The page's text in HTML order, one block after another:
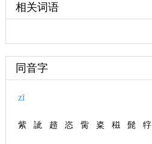
相关词语
同音字
zī
紫 訿 趦 恣 胔 粢 稵 髭 牸